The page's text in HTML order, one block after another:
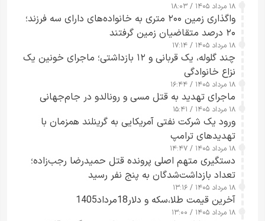
۱۸ مرداد ۱۴۰۵ / ۱۸:۰۳
واگذاری زمین ۲۰۰ متری به خانواده‌های دارای سه فرزند؛
۲۰ درصد متقاضیان زمین گرفتند
۱۸ مرداد ۱۴۰۵ / ۱۷:۱۴
چند گلوله، یک قربانی و ۱۲ بازداشتی؛ ماجرای خونین یک
نزاع خانوادگی
۱۸ مرداد ۱۴۰۵ / ۱۶:۴۴
ماجرای تهدید به قتل مسی و رونالدو در جام‌جهانی
۱۸ مرداد ۱۴۰۵ / ۱۵:۴۱
ورود یک شرکت نفتی آمریکایی به گرینلند همزمان با
تهدیدهای ترامپ
۱۸ مرداد ۱۴۰۵ / ۱۴:۴۷
دستگیری متهم اصلی پرونده قتل حمیدرضا رجب‌زاده؛
تعداد بازداشت‌شدگان به پنج نفر رسید
۱۸ مرداد ۱۴۰۵ / ۱۳:۱۶
آخرین قیمت طلا،سکه و دلار18مرداد1405
۱۸ مرداد ۱۴۰۵ / ۱۳:۰۰